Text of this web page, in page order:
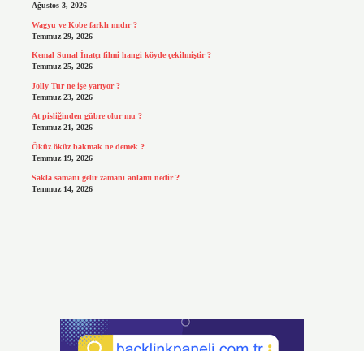
Ağustos 3, 2026
Wagyu ve Kobe farklı mıdır ?
Temmuz 29, 2026
Kemal Sunal İnatçı filmi hangi köyde çekilmiştir ?
Temmuz 25, 2026
Jolly Tur ne işe yarıyor ?
Temmuz 23, 2026
At pisliğinden gübre olur mu ?
Temmuz 21, 2026
Öküz öküz bakmak ne demek ?
Temmuz 19, 2026
Sakla samanı gelir zamanı anlamı nedir ?
Temmuz 14, 2026